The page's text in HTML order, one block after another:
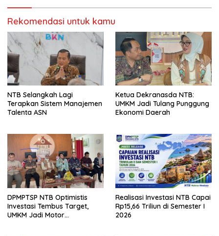
Rekomendasi untuk kamu
NTB Selangkah Lagi
Terapkan Sistem Manajemen
Talenta ASN
Ketua Dekranasda NTB:
UMKM Jadi Tulang Punggung
Ekonomi Daerah
DPMPTSP NTB Optimistis
Investasi Tembus Target,
UMKM Jadi Motor
Realisasi Investasi NTB Capai
Rp15,66 Triliun di Semester I
2026